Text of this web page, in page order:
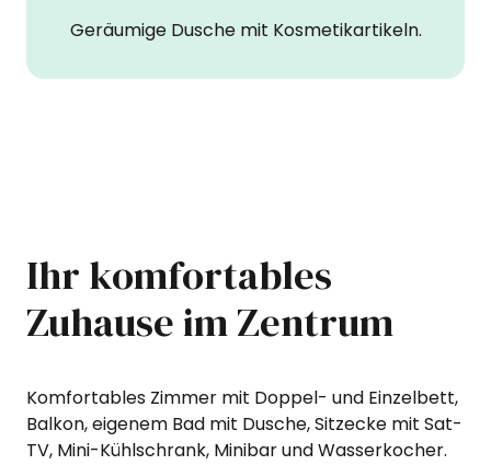
Geräumige Dusche mit Kosmetikartikeln.
Ihr komfortables
Zuhause im Zentrum
Komfortables Zimmer mit Doppel- und Einzelbett,
Balkon, eigenem Bad mit Dusche, Sitzecke mit Sat-
TV, Mini-Kühlschrank, Minibar und Wasserkocher.